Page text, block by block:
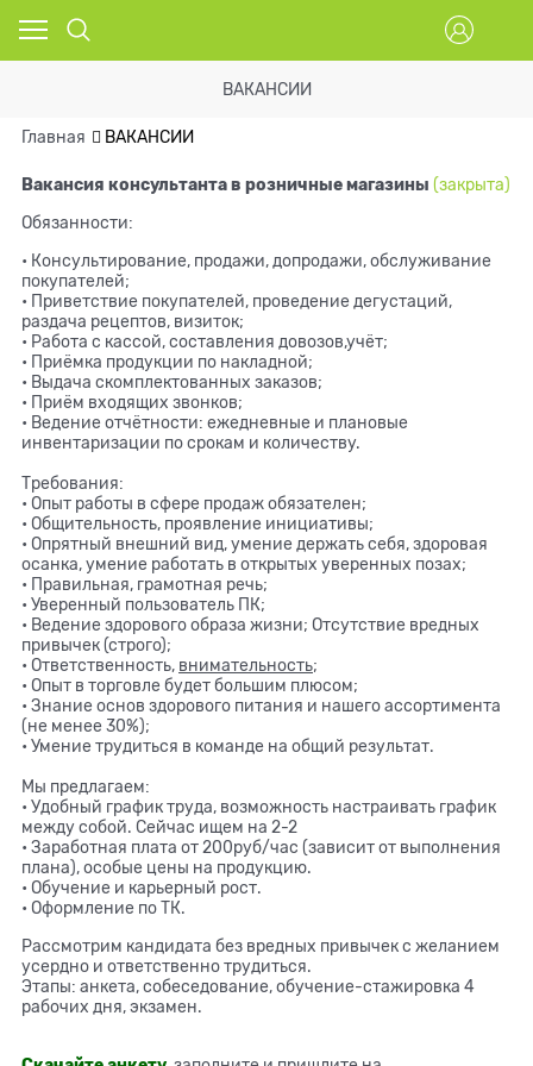
ВАКАНСИИ
Главная ВАКАНСИИ
Вакансия консультанта в розничные магазины (закрыта)
Обязанности:
• Консультирование, продажи, допродажи, обслуживание
покупателей;
• Приветствие покупателей, проведение дегустаций,
раздача рецептов, визиток;
• Работа с кассой, составления довозов,учёт;
• Приёмка продукции по накладной;
• Выдача скомплектованных заказов;
• Приём входящих звонков;
• Ведение отчётности: ежедневные и плановые
инвентаризации по срокам и количеству.
Требования:
• Опыт работы в сфере продаж обязателен;
• Общительность, проявление инициативы;
• Опрятный внешний вид, умение держать себя, здоровая
осанка, умение работать в открытых уверенных позах;
• Правильная, грамотная речь;
• Уверенный пользователь ПК;
• Ведение здорового образа жизни; Отсутствие вредных
привычек (строго);
• Ответственность, внимательность;
• Опыт в торговле будет большим плюсом;
• Знание основ здорового питания и нашего ассортимента
(не менее 30%);
• Умение трудиться в команде на общий результат.
Мы предлагаем:
• Удобный график труда, возможность настраивать график
между собой. Сейчас ищем на 2-2
• Заработная плата от 200руб/час (зависит от выполнения
плана), особые цены на продукцию.
• Обучение и карьерный рост.
• Оформление по ТК.
Рассмотрим кандидата без вредных привычек с желанием
усердно и ответственно трудиться.
Этапы: анкета, собеседование, обучение-стажировка 4
рабочих дня, экзамен.